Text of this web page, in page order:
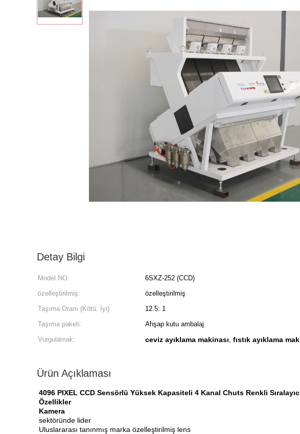
Detay Bilgi
Model NO: 6SXZ-252 (CCD)
özelleştirilmiş:
özelleştirilmiş
Taşıma Oranı (Kötü: İyi):
12.5: 1
Taşıma paketi:
Ahşap kutu ambalaj
Vurgulamak:
ceviz ayıklama makinası, fıstık ayıklama
Ürün Açıklaması
4096 PIXEL CCD Sensörlü Yüksek Kapasiteli 4 Kanal Chuts Renkli
Özellikler
Kamera
sektöründe lider
Uluslararası tanınmış marka özelleştirilmiş lens